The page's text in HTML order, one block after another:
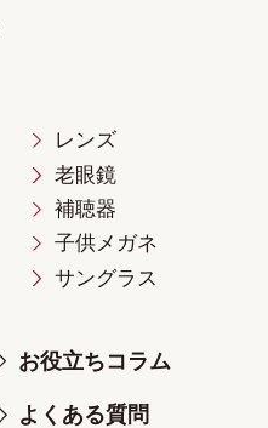
レンズ
老眼鏡
補聴器
子供メガネ
サングラス
お役立ちコラム
よくある質問